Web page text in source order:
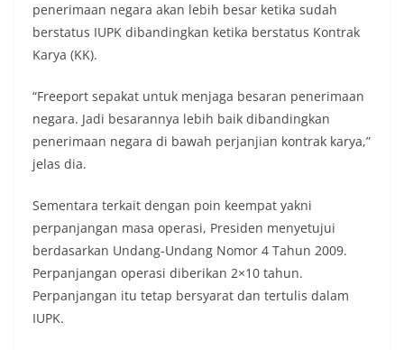
penerimaan negara akan lebih besar ketika sudah
berstatus IUPK dibandingkan ketika berstatus Kontrak
Karya (KK).
“Freeport sepakat untuk menjaga besaran penerimaan
negara. Jadi besarannya lebih baik dibandingkan
penerimaan negara di bawah perjanjian kontrak karya,”
jelas dia.
Sementara terkait dengan poin keempat yakni
perpanjangan masa operasi, Presiden menyetujui
berdasarkan Undang-Undang Nomor 4 Tahun 2009.
Perpanjangan operasi diberikan 2×10 tahun.
Perpanjangan itu tetap bersyarat dan tertulis dalam
IUPK.